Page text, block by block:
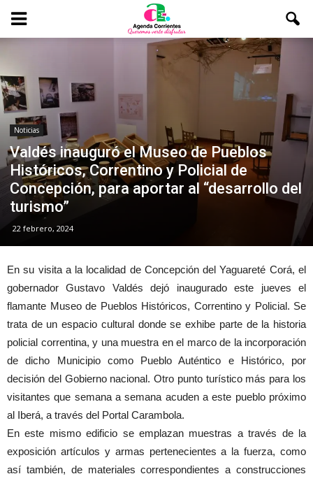
Noticias
Valdés inauguró el Museo de Pueblos
Históricos, Correntino y Policial de
Concepción, para aportar al “desarrollo del
turismo”
22 febrero, 2024
En su visita a la localidad de Concepción del Yaguareté Corá, el
gobernador Gustavo Valdés dejó inaugurado este jueves el
flamante Museo de Pueblos Históricos, Correntino y Policial. Se
trata de un espacio cultural donde se exhibe parte de la historia
policial correntina, y una muestra en el marco de la incorporación
de dicho Municipio como Pueblo Auténtico e Histórico, por
decisión del Gobierno nacional. Otro punto turístico más para los
visitantes que semana a semana acuden a este pueblo próximo
al Iberá, a través del Portal Carambola.
En este mismo edificio se emplazan muestras a través de la
exposición artículos y armas pertenecientes a la fuerza, como
así también, de materiales correspondientes a construcciones